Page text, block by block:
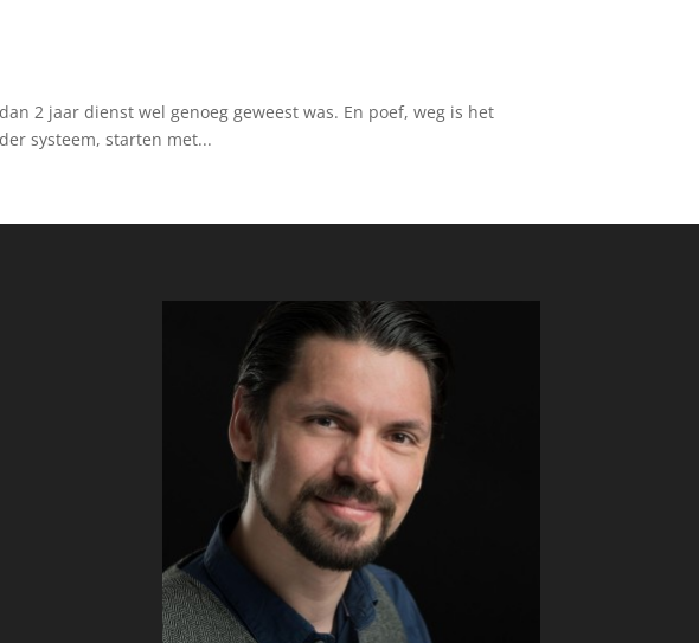
2 jaar dienst wel genoeg geweest was. En poef, weg is het
systeem, starten met...